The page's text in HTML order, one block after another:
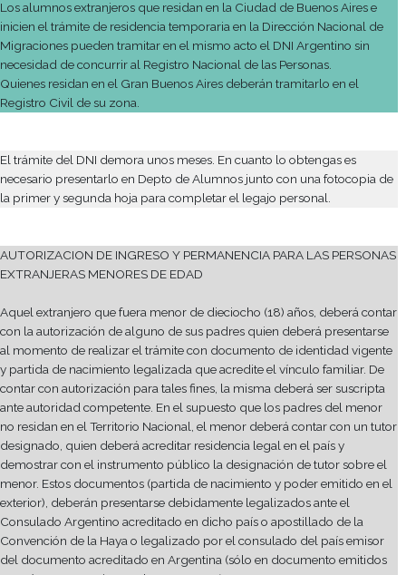
e) CERTIFICADO DE ANTECEDENTES PENALES
exigible a mayores de 16 (dieciséis) años. Este certificado es
por la Policía Federal Argentina (Azopardo 620 - C.A.B.A. o
de la DNM de 9 a 12 hs) o por el Registro Nacional de
dependiente del Ministerio de Justicia y Derechos (Tucumán
f) Certificado de Domicilio o una Factura de algún servicio
nombre (A.B.L., Agua, Luz o Gas). En caso de no tener un
una fotocopia de su pasaporte. Este certificado tiene validez
horas (tenerlo en cuenta luego de sacar el Turno en DNM)
g) Constancia Electrónica de Inscripción
h) Abonar la tasa retributiva vigente en DNM.
IMPORTANTE:
• La documentación a presentar deberá ser original e ir
su respectiva fotocopia, a fin de proceder a su certificación
• Les recordamos que cada uno de estos trámites es personal,
que es el alumno quien debe dirigirse a los Organismos
asesorarse sobre qué documentación debe presentar en cada